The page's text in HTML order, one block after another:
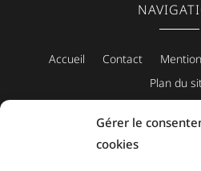
Gérer le
cookies
Accueil Contact
Plan du